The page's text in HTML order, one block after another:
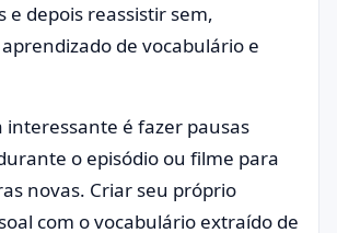
e depois reassistir sem,
de vocabulário e
interessante é fazer pausas
o episódio ou filme para
novas. Criar seu próprio
com o vocabulário extraído de